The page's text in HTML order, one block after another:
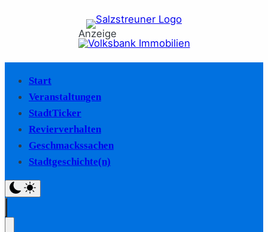
Anzeige
Start
Veranstaltungen
StadtTicker
Revierverhalten
Geschmackssachen
Stadtgeschichte(n)